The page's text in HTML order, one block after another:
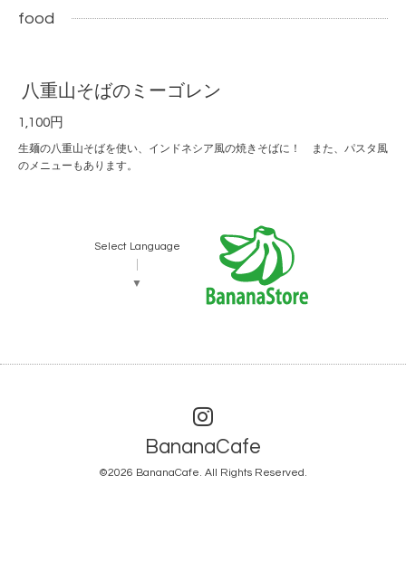
food
八重山そばのミーゴレン
1,100円
生麺の八重山そばを使い、インドネシア風の焼きそばに！ また、パスタ風
のメニューもあります。
Select Language
▼
BananaCafe
©2026 BananaCafe. All Rights Reserved.